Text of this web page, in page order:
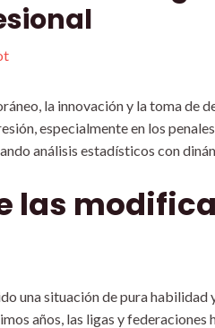
la innovación y la toma de
especialmente en los
análisis estadísticos con
las
una situación de pura
años, las ligas y